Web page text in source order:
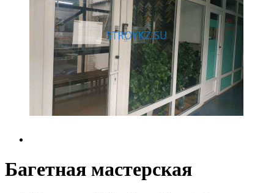
Багетная мастерская